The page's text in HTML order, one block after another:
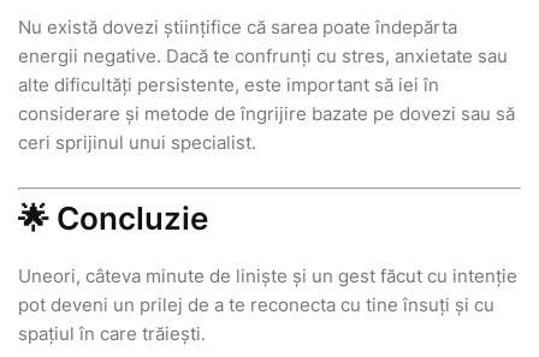
Nu există dovezi științifice că sarea poate îndepărta
energii negative. Dacă te confrunți cu stres, anxietate sau
alte dificultăți persistente, este important să iei în
considerare și metode de îngrijire bazate pe dovezi sau să
ceri sprijinul unui specialist.
🌟 Concluzie
Uneori, câteva minute de liniște și un gest făcut cu intenție
pot deveni un prilej de a te reconecta cu tine însuți și cu
spațiul în care trăiești.